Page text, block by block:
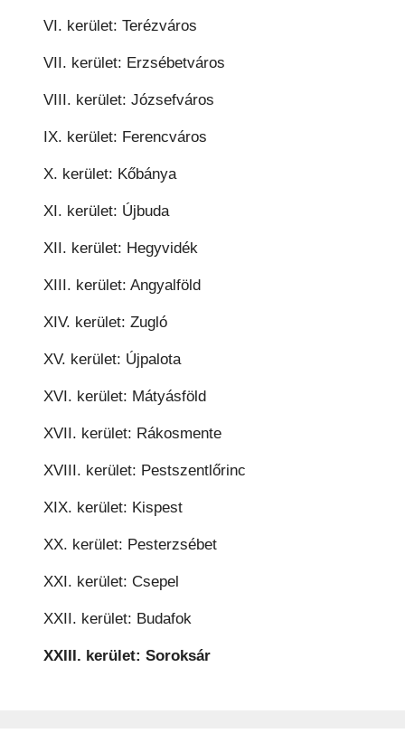
VI. kerület: Terézváros
VII. kerület: Erzsébetváros
VIII. kerület: Józsefváros
IX. kerület: Ferencváros
X. kerület: Kőbánya
XI. kerület: Újbuda
XII. kerület: Hegyvidék
XIII. kerület: Angyalföld
XIV. kerület: Zugló
XV. kerület: Újpalota
XVI. kerület: Mátyásföld
XVII. kerület: Rákosmente
XVIII. kerület: Pestszentlőrinc
XIX. kerület: Kispest
XX. kerület: Pesterzsébet
XXI. kerület: Csepel
XXII. kerület: Budafok
XXIII. kerület: Soroksár